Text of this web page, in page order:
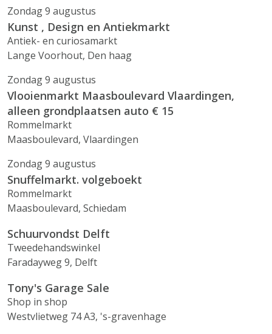
Zondag 9 augustus
Kunst , Design en Antiekmarkt
Antiek- en curiosamarkt
Lange Voorhout, Den haag
Zondag 9 augustus
Vlooienmarkt Maasboulevard Vlaardingen,
alleen grondplaatsen auto € 15
Rommelmarkt
Maasboulevard, Vlaardingen
Zondag 9 augustus
Snuffelmarkt. volgeboekt
Rommelmarkt
Maasboulevard, Schiedam
Schuurvondst Delft
Tweedehandswinkel
Faradayweg 9, Delft
Tony's Garage Sale
Shop in shop
Westvlietweg 74 A3, 's-gravenhage